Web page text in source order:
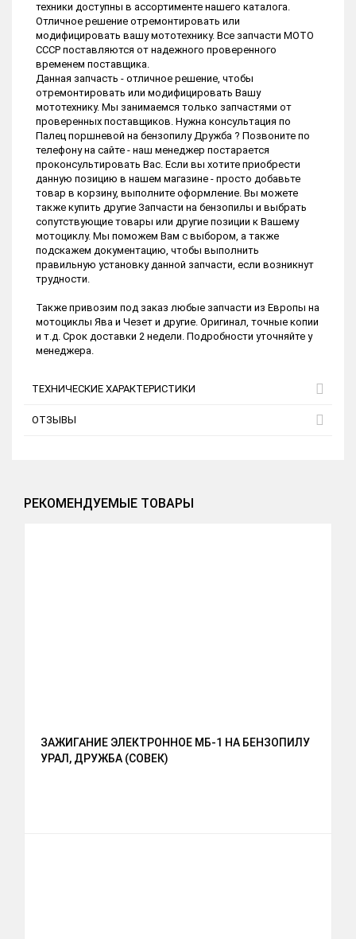
техники доступны в ассортименте нашего каталога.
Отличное решение отремонтировать или
модифицировать вашу мототехнику. Все запчасти МОТО
СССР поставляются от надежного проверенного
временем поставщика.
Данная запчасть - отличное решение, чтобы
отремонтировать или модифицировать Вашу
мототехнику. Мы занимаемся только запчастями от
проверенных поставщиков. Нужна консультация по
Палец поршневой на бензопилу Дружба ? Позвоните по
телефону на сайте - наш менеджер постарается
проконсультировать Вас. Если вы хотите приобрести
данную позицию в нашем магазине - просто добавьте
товар в корзину, выполните оформление. Вы можете
также купить другие Запчасти на бензопилы и выбрать
сопутствующие товары или другие позиции к Вашему
мотоциклу. Мы поможем Вам с выбором, а также
подскажем документацию, чтобы выполнить
правильную установку данной запчасти, если возникнут
трудности.
Также привозим под заказ любые запчасти из Европы на
мотоциклы Ява и Чезет и другие. Оригинал, точные копии
и т.д. Срок доставки 2 недели. Подробности уточняйте у
менеджера.
ТЕХНИЧЕСКИЕ ХАРАКТЕРИСТИКИ
ОТЗЫВЫ
РЕКОМЕНДУЕМЫЕ ТОВАРЫ
ЗАЖИГАНИЕ ЭЛЕКТРОННОЕ МБ-1 НА БЕНЗОПИЛУ
УРАЛ, ДРУЖБА (СОВЕК)